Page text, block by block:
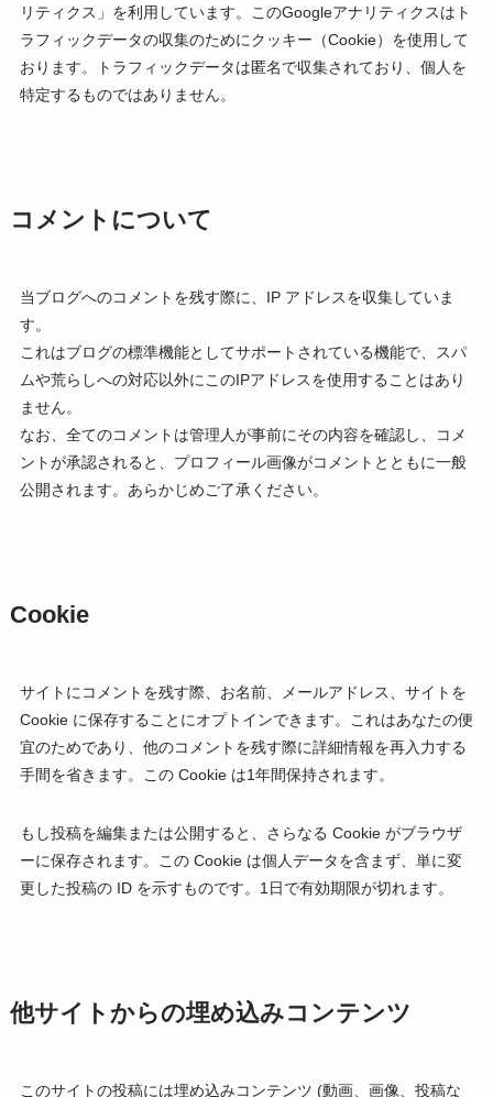
リティクス」を利用しています。このGoogleアナリティクスはト
ラフィックデータの収集のためにクッキー（Cookie）を使用して
おります。トラフィックデータは匿名で収集されており、個人を
特定するものではありません。
コメントについて
当ブログへのコメントを残す際に、IP アドレスを収集していま
す。
これはブログの標準機能としてサポートされている機能で、スパ
ムや荒らしへの対応以外にこのIPアドレスを使用することはあり
ません。
なお、全てのコメントは管理人が事前にその内容を確認し、コメ
ントが承認されると、プロフィール画像がコメントとともに一般
公開されます。あらかじめご了承ください。
Cookie
サイトにコメントを残す際、お名前、メールアドレス、サイトを
Cookie に保存することにオプトインできます。これはあなたの便
宜のためであり、他のコメントを残す際に詳細情報を再入力する
手間を省きます。この Cookie は1年間保持されます。
もし投稿を編集または公開すると、さらなる Cookie がブラウザ
ーに保存されます。この Cookie は個人データを含まず、単に変
更した投稿の ID を示すものです。1日で有効期限が切れます。
他サイトからの埋め込みコンテンツ
このサイトの投稿には埋め込みコンテンツ (動画、画像、投稿な